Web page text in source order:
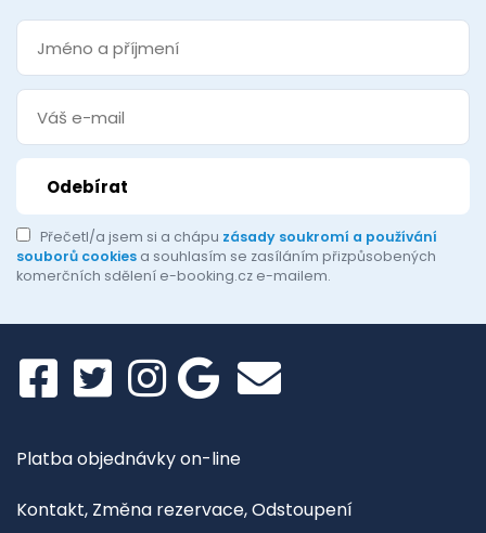
Přečetl/a jsem si a chápu zásady soukromí a používání
souborů cookies a souhlasím se zasíláním přizpůsobených
komerčních sdělení e-booking.cz e-mailem.
Platba objednávky on-line
Kontakt, Změna rezervace, Odstoupení